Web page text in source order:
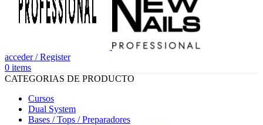
acceder / Register
0 items
CATEGORIAS DE PRODUCTO
Cursos
Dual System
Bases / Tops / Preparadores